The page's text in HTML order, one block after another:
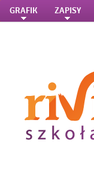
GRAFIK ZAPISY